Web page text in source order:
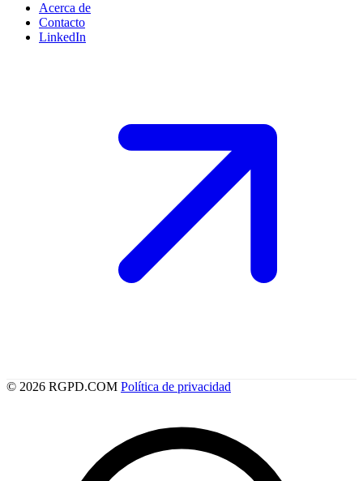
Acerca de
Contacto
LinkedIn
© 2026 RGPD.COM Política de privacidad